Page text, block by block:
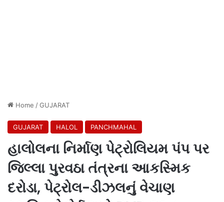
Home /GUJARAT
GUJARAT HALOL PANCHMAHAL
હાલોલના નિર્માણ પેટ્રોલિયમ પંપ પર
જિલ્લા પુરવઠા તંત્રના આકસ્મિક
દરોડા, પેટ્રોલ-ડીઝલનું વેચાણ